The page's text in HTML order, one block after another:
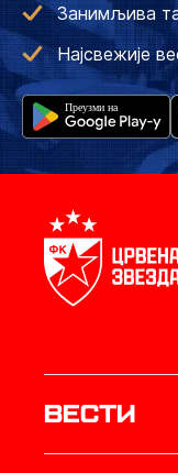
Занимљива
Најсвежије
Вести